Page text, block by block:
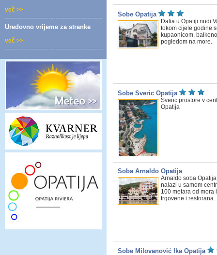
več >>
Uredovno vrijeme za stranke
več >>
Sobe Opatija
Dalia u Opatiji nudi
tokom cijele godine
kupaonicom,
pogledom na more.
Sobe Sveric Opatija
Sveric prostore v
Opatija
Soba Arnaldo Opatija
Arnaldo soba
nalazi u samom
100 metara od mora
trgovene i restorana.
Sobe Milovanović Ika Opatija